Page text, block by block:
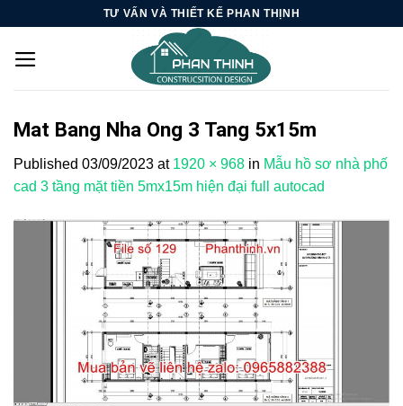
content
TƯ VẤN VÀ THIẾT KẾ PHAN THỊNH
Mat Bang Nha Ong 3 Tang 5x15m
Published 03/09/2023 at 1920 × 968 in Mẫu hồ sơ nhà phố
cad 3 tầng mặt tiền 5mx15m hiện đại full autocad